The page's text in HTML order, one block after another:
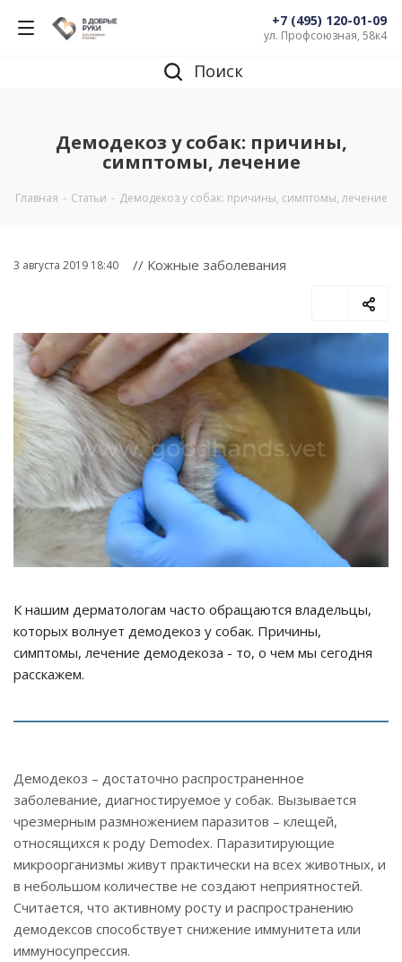
+7 (495) 120-01-09
ул. Профсоюзная, 58к4
Поиск
Демодекоз у собак: причины,
симптомы, лечение
Главная - Статьи - Демодекоз у собак: причины, симптомы, лечение
3 августа 2019 18:40 // Кожные заболевания
К нашим дерматологам часто обращаются владельцы,
которых волнует демодекоз у собак. Причины,
симптомы, лечение демодекоза - то, о чем мы сегодня
расскажем.
Демодекоз – достаточно распространенное
заболевание, диагностируемое у собак. Вызывается
чрезмерным размножением паразитов – клещей,
относящихся к роду Demodex. Паразитирующие
микроорганизмы живут практически на всех животных, и
в небольшом количестве не создают неприятностей.
Считается, что активному росту и распространению
демодексов способствует снижение иммунитета или
иммуносупрессия.